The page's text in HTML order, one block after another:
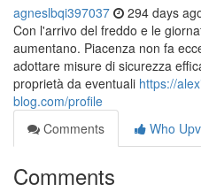
agneslbqi397037 294 days
Con l'arrivo del freddo e le
aumentano. Piacenza non fa
adottare misure di sicurezza
proprietà da eventuali https://
blog.com/profile
Comments
Who
Comments